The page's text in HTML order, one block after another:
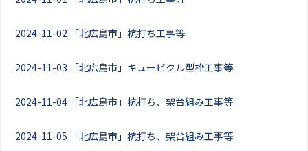
2024-11-02 「北広島市」杭打ち工事等
2024-11-03 「北広島市」キュービクル型枠工事等
2024-11-04 「北広島市」杭打ち、架台組み工事等
2024-11-05 「北広島市」杭打ち、架台組み工事等